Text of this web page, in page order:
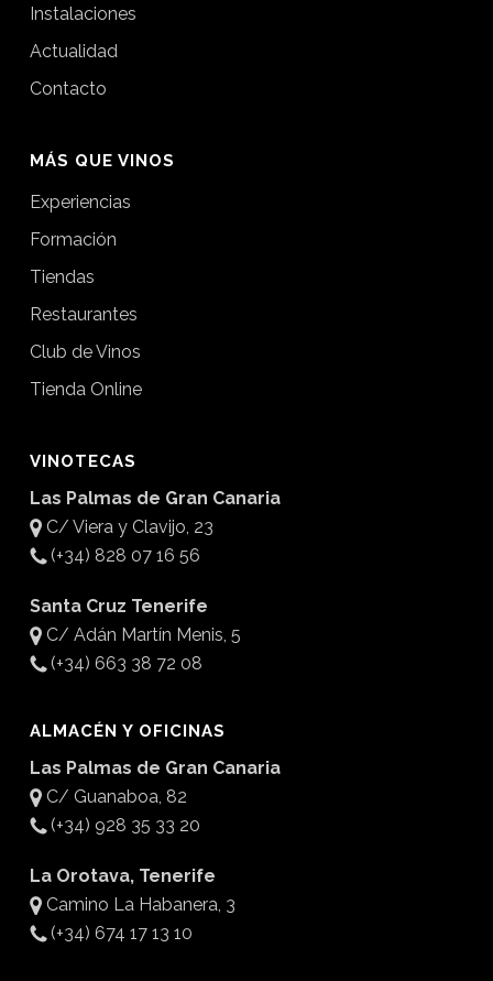
Instalaciones
Actualidad
Contacto
MÁS QUE VINOS
Experiencias
Formación
Tiendas
Restaurantes
Club de Vinos
Tienda Online
VINOTECAS
Las Palmas de Gran Canaria
C/ Viera y Clavijo, 23
(+34) 828 07 16 56
Santa Cruz Tenerife
C/ Adán Martín Menis, 5
(+34) 663 38 72 08
ALMACÉN Y OFICINAS
Las Palmas de Gran Canaria
C/ Guanaboa, 82
(+34) 928 35 33 20
La Orotava, Tenerife
Camino La Habanera, 3
(+34) 674 17 13 10